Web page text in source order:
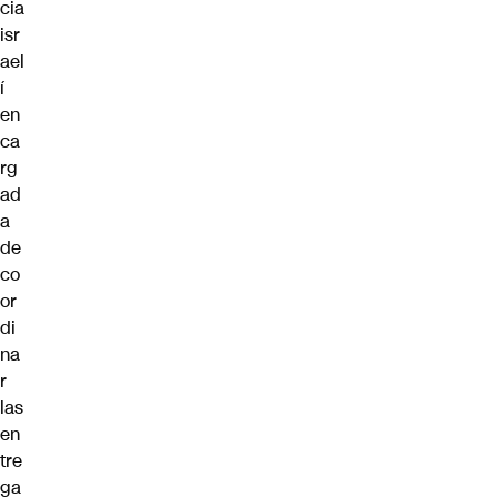
cia
isr
ael
í
en
ca
rg
ad
a
de
co
or
di
na
r
las
en
tre
ga